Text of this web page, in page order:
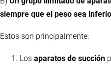
siempre que el peso sea
Estos son principalmente:
Los aparatos de succión